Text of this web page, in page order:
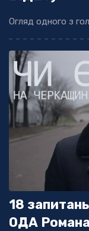
Огляд одного з
18
ОДА